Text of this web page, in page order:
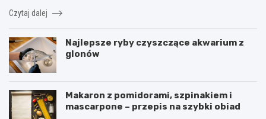
Czytaj dalej
Najlepsze ryby czyszczące akwarium z
glonów
Makaron z pomidorami, szpinakiem i
mascarpone – przepis na szybki obiad